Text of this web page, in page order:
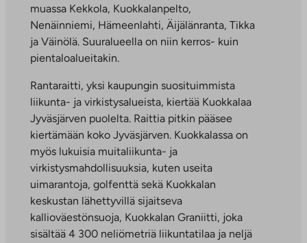
muassa Kekkola, Kuokkalanpelto,
Nenäinniemi, Hämeenlahti, Äijälänranta, Tikka
ja Väinölä. Suuralueella on niin kerros- kuin
pientaloalueitakin.
Rantaraitti, yksi kaupungin suosituimmista
liikunta- ja virkistysalueista, kiertää Kuokkalaa
Jyväsjärven puolelta. Raittia pitkin pääsee
kiertämään koko Jyväsjärven. Kuokkalassa on
myös lukuisia muitaliikunta- ja
virkistysmahdollisuuksia, kuten useita
uimarantoja, golfenttä sekä Kuokkalan
keskustan lähettyvillä sijaitseva
kallioväestönsuoja, Kuokkalan Graniitti, joka
sisältää 4 300 neliömetriä liikuntatilaa ja neljä